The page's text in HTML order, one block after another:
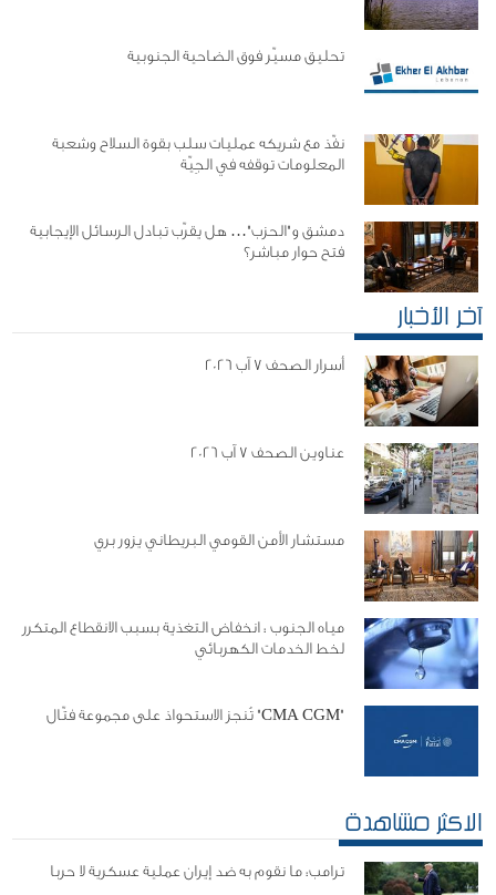
تحليق مسيّر فوق الضاحية الجنوبية
نفّذ مع شريكه عمليات سلب بقوة السلاح وشعبة
المعلومات توقفه في الجِيّة
دمشق و"الحزب"… هل يقرّب تبادل الرسائل الإيجابية
فتح حوار مباشر؟
آخر الأخبار
أسرار الصحف 7 آب 2026
عناوين الصحف 7 آب 2026
مستشار الأمن القومي البريطاني يزور بري
مياه الجنوب : انخفاض التغذية بسبب الانقطاع المتكرر
لخط الخدمات الكهربائي
"CMA CGM" تُنجز الاستحواذ على مجموعة فتّال
الاكثر مشاهدة
ترامب: ما نقوم به ضد إيران عملية عسكرية لا حربا